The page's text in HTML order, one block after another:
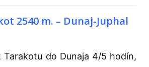
2540 m. – Dunaj-Juphal
Tarakotu do Dunaja 4/5 hodín,